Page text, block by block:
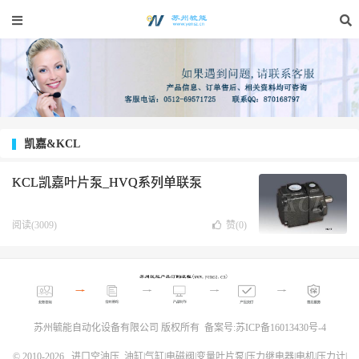
凯嘉&KCL
KCL凯嘉叶片泵_HVQ系列单联泵
阅读(3009) 赞(0)
苏州毓能自动化设备有限公司 版权所有 备案号:苏ICP备16013430号-4
© 2010-2026 进口空油压_油缸|气缸|电磁阀|变量叶片泵|压力继电器|电机|压力计|